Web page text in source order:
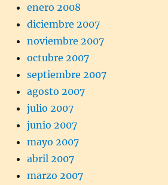
enero 2008
diciembre 2007
noviembre 2007
octubre 2007
septiembre 2007
agosto 2007
julio 2007
junio 2007
mayo 2007
abril 2007
marzo 2007